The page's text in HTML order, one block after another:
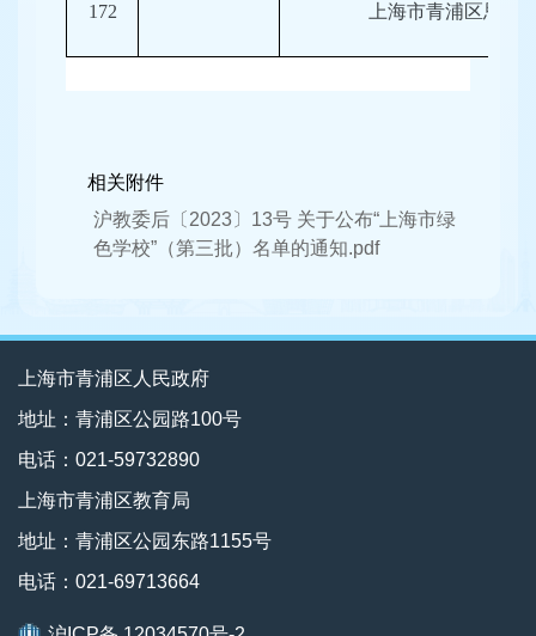
172 上海市青浦区思源
相关附件
沪教委后〔2023〕13号 关于公布“上海市绿
色学校”（第三批）名单的通知.pdf
上海市青浦区人民政府
地址：青浦区公园路100号
电话：021-59732890
上海市青浦区教育局
地址：青浦区公园东路1155号
电话：021-69713664